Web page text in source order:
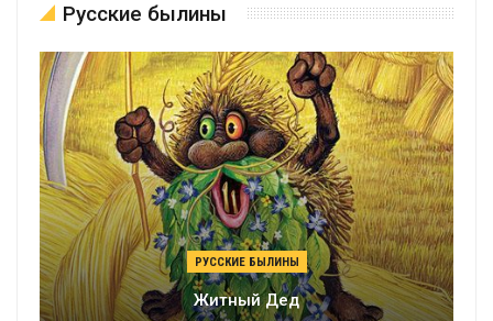
Русские былины
РУССКИЕ БЫЛИНЫ
Житный Дед